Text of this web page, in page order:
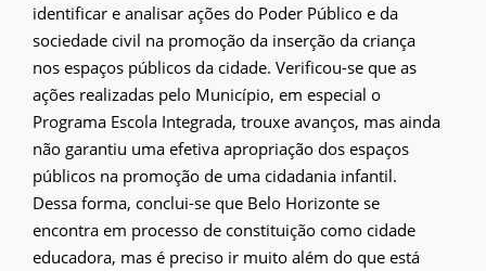
identificar e analisar ações do Poder Público e da
sociedade civil na promoção da inserção da criança
nos espaços públicos da cidade. Verificou-se que as
ações realizadas pelo Município, em especial o
Programa Escola Integrada, trouxe avanços, mas ainda
não garantiu uma efetiva apropriação dos espaços
públicos na promoção de uma cidadania infantil.
Dessa forma, conclui-se que Belo Horizonte se
encontra em processo de constituição como cidade
educadora, mas é preciso ir muito além do que está